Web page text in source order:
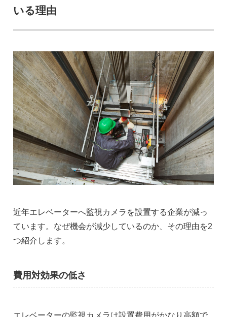
いる理由
近年エレベーターへ監視カメラを設置する企業が減っ
ています。なぜ機会が減少しているのか、その理由を2
つ紹介します。
費用対効果の低さ